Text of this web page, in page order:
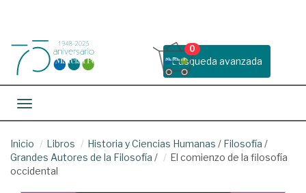
Busqueda avanzada
0
Toggle navigation
Inicio Libros Historia y Ciencias Humanas / Filosofía /
Grandes Autores de la Filosofía /
El comienzo de la filosofía
occidental